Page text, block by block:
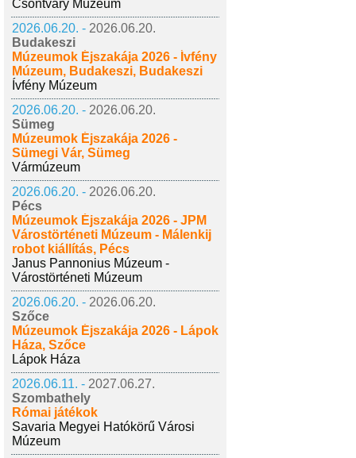
Csontváry Múzeum
2026.06.20. - 2026.06.20.
Budakeszi
Múzeumok Éjszakája 2026 - Ívfény
Múzeum, Budakeszi, Budakeszi
Ívfény Múzeum
2026.06.20. - 2026.06.20.
Sümeg
Múzeumok Éjszakája 2026 -
Sümegi Vár, Sümeg
Vármúzeum
2026.06.20. - 2026.06.20.
Pécs
Múzeumok Éjszakája 2026 - JPM
Várostörténeti Múzeum - Málenkij
robot kiállítás, Pécs
Janus Pannonius Múzeum -
Várostörténeti Múzeum
2026.06.20. - 2026.06.20.
Szőce
Múzeumok Éjszakája 2026 - Lápok
Háza, Szőce
Lápok Háza
2026.06.11. - 2027.06.27.
Szombathely
Római játékok
Savaria Megyei Hatókörű Városi
Múzeum